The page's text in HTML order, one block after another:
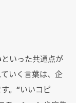
といった共通点が
いく言葉は、企
。“いいコピ